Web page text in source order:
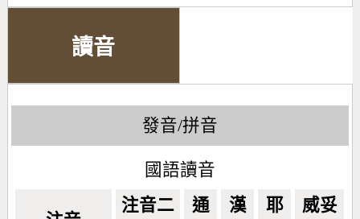
讀音
發音/拼音
國語讀音
注音二 通 漢 耶 威妥